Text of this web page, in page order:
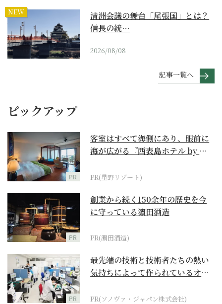
NEW
清洲会議の舞台「尾張国」とは？
信長の統…
2026/08/08
記事一覧へ
ピックアップ
PR
客室はすべて海側にあり、眼前に
海が広がる『西表島ホテル by 星
PR(星野リゾート)
PR
創業から続く150余年の歴史を今
に守っている濵田酒造
PR(濵田酒造)
PR
最先端の技術と技術者たちの熱い
気持ちによって作られているオー
PR(ソノヴァ・ジャパン株式会社)